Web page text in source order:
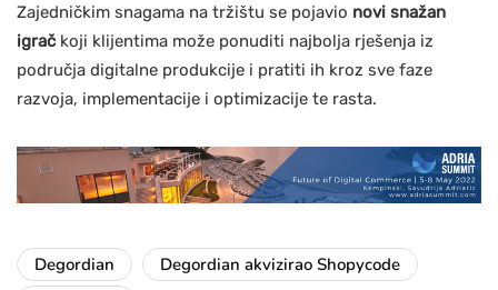
Zajedničkim snagama na tržištu se pojavio novi snažan
igračkoji klijentima može ponuditi najbolja rješenja iz
područja digitalne produkcije i pratiti ih kroz sve faze
razvoja, implementacije i optimizacije te rasta.
Degordian
Degordian akvizirao Shopycode